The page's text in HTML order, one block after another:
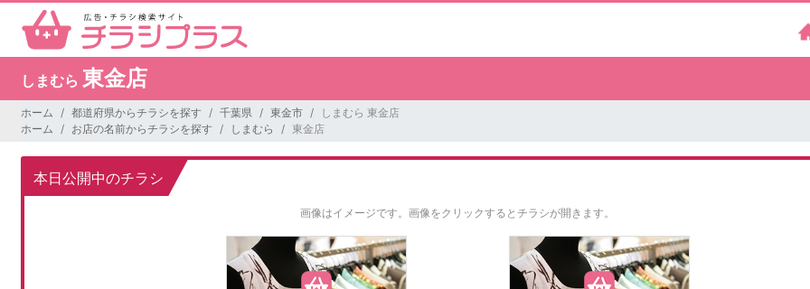
しまむら 東金店
ホーム 都道府県からチラシを探す 千葉県 東金市
しまむら 東金店
ホーム
お店の名前からチラシを探す しまむら 東金店
本日公開中のチラシ
画像はイメージです。 画像をクリックするとチラシが開きます。